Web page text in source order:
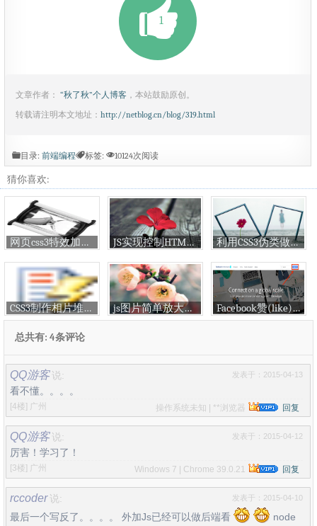
1
文章作者： “秋了秋”个人博客 ，本站鼓励原创。
转载请注明本文地址： http://netblog.cn/blog/319.html
目录: 前端编程 标签: 10124次阅读
猜你喜欢:
网页css3特效加载动画和图片大全 JS实现控制HTML5背景音乐播放暂停 利用CSS3伪类做3D按钮
CSS3制作相片堆叠的效果 js图片简单放大缩小功能 Facebook赞(like)与分享(share)sdk接口使用与回调
总共有: 4条评论
QQ游客 说: 发表于：2015-04-13
看不懂。。。。
[4楼] 广州 操作系统未知 | **浏览器 回复
QQ游客 说: 发表于：2015-04-12
厉害！学习了！
[3楼] 广州 Windows 7 | Chrome 39.0.21 回复
rccoder 说: 发表于：2015-04-10
最后一个写反了。。。。 外加Js已经可以做后端看
node